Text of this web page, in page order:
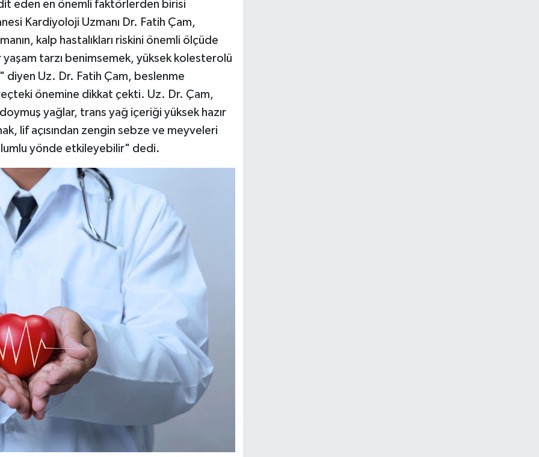
eden en önemli faktörlerden birisi
Kardiyoloji Uzmanı Dr. Fatih Çam,
kalp hastalıkları riskini önemli ölçüde
yaşam tarzı benimsemek, yüksek kolesterolü
diyen Uz. Dr. Fatih Çam, beslenme
önemine dikkat çekti. Uz. Dr. Çam,
yağlar, trans yağ içeriği yüksek hazır
lif açısından zengin sebze ve meyveleri
yönde etkileyebilir" dedi.